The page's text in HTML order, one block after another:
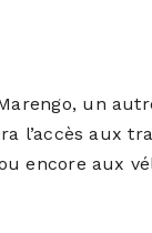
un
l’accès aux
encore aux